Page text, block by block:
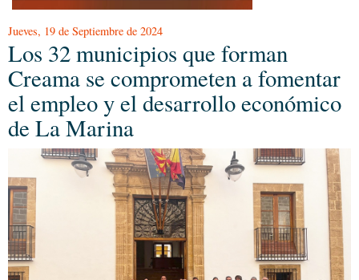
Jueves, 19 de Septiembre de 2024
Los 32 municipios que forman
Creama se comprometen a fomentar
el empleo y el desarrollo económico
de La Marina